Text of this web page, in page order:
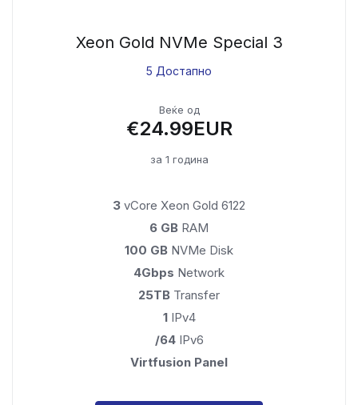
Xeon Gold NVMe Special 3
5 Достапно
Веќе од
€24.99EUR
за 1 година
3 vCore Xeon Gold 6122
6 GB RAM
100 GB NVMe Disk
4Gbps Network
25TB Transfer
1IPv4
/64IPv6
Virtfusion Panel